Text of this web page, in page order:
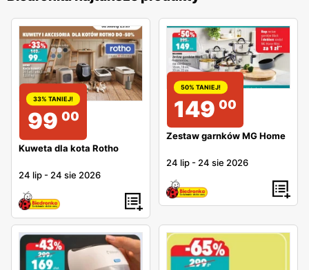
33% TANIEJ!
99 00
Kuweta dla kota Rotho
24 lip - 24 sie 2026
50% TANIEJ!
149 00
Zestaw garnków MG Home
24 lip - 24 sie 2026